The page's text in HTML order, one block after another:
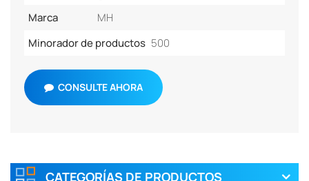
Marca
MH
Minorador de productos 500
CONSULTE AHORA
CATEGORÍAS DE PRODUCTOS